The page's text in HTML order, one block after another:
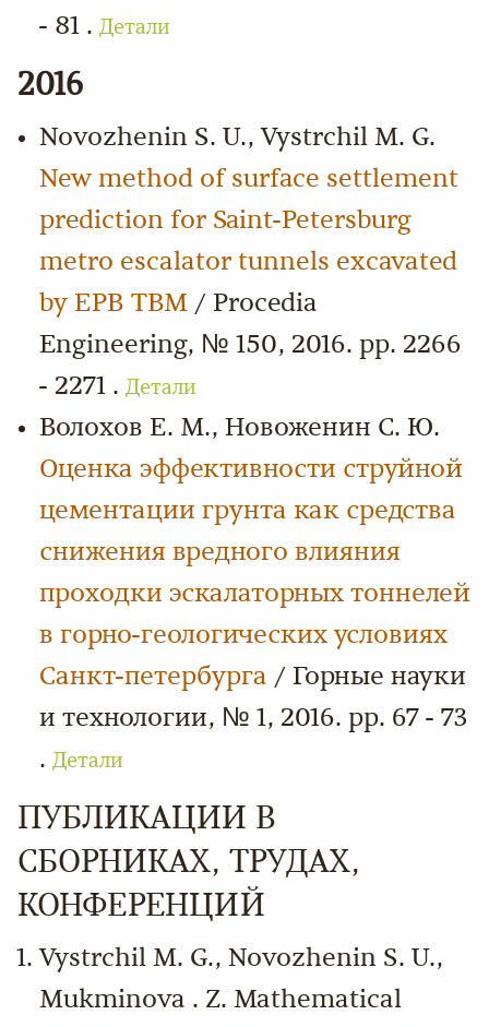
- 81 . Детали
2016
Novozhenin S. U., Vystrchil M. G.
New method of surface settlement
prediction for Saint-Petersburg
metro escalator tunnels excavated
by EPB TBM / Procedia
Engineering, № 150, 2016. pp. 2266
- 2271 . Детали
Волохов Е. М., Новоженин С. Ю.
Оценка эффективности струйной
цементации грунта как средства
снижения вредного влияния
проходки эскалаторных тоннелей
в горно-геологических условиях
Cанкт-петербурга / Горные науки
и технологии, № 1, 2016. pp. 67 - 73
. Детали
ПУБЛИКАЦИИ В
СБОРНИКАХ, ТРУДАХ,
КОНФЕРЕНЦИЙ
Vystrchil M. G., Novozhenin S. U.,
Mukminova . Z. Mathematical